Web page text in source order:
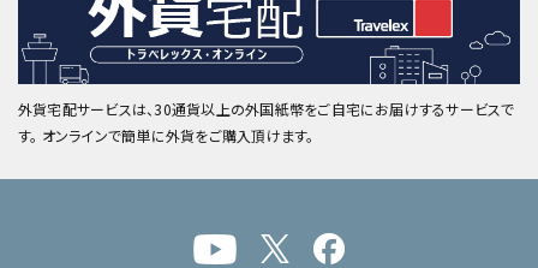
外貨宅配サービスは、30通貨以上の外国紙幣をご自宅にお届けするサービスで
す。 オンラインで簡単に外貨をご購入頂けます。